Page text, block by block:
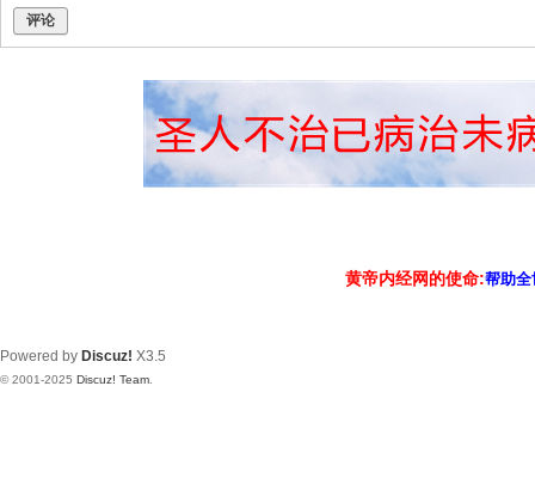
评论
黄帝内经网的使命:帮助
Powered by Discuz! X3.5
© 2001-2025 Discuz! Team